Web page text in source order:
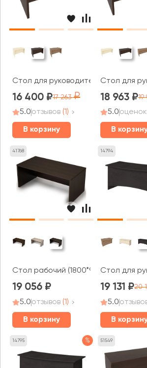
Стол для руководителя
16 400 17 263
5.0отзывов (1)
В корзину
Стол для
18 963 19
5.0оценок
В
41768
Стол рабочий (1800*900*750)
19 056
5.0отзывов (1)
В корзину
14794
Стол для
19 131 20
5.0
В
14795 % 51549